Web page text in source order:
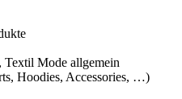
Textil Mode allgemein
Hoodies, Accessories, …)